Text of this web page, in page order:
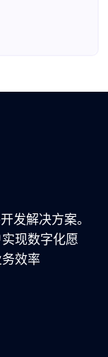
发解决方案。
现数字化愿
效率